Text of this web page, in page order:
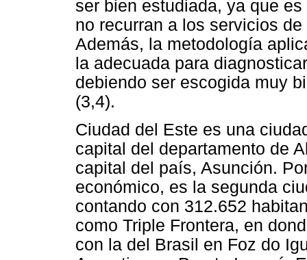
ser bien estudiada, ya que
no recurran a los servicios
Además, la metodología
la adecuada para
debiendo ser escogida muy
(3,4).
Ciudad del Este es una
capital del departamento de
capital del país, Asunción.
económico, es la segunda
contando con 312.652
como Triple Frontera, en
con la del Brasil en Foz do